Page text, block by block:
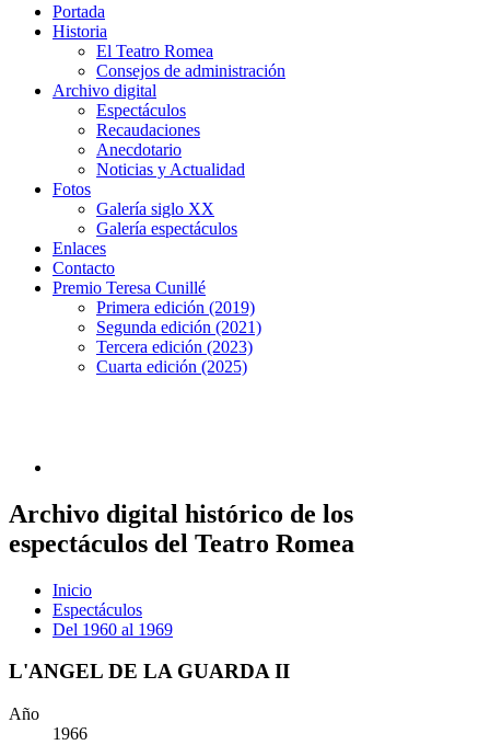
Portada
Historia
El Teatro Romea
Consejos de administración
Archivo digital
Espectáculos
Recaudaciones
Anecdotario
Noticias y Actualidad
Fotos
Galería siglo XX
Galería espectáculos
Enlaces
Contacto
Premio Teresa Cunillé
Primera edición (2019)
Segunda edición (2021)
Tercera edición (2023)
Cuarta edición (2025)
Archivo digital histórico de los
espectáculos del Teatro Romea
Inicio
Espectáculos
Del 1960 al 1969
L'ANGEL DE LA GUARDA II
Año
1966